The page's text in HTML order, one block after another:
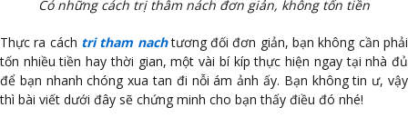
Có những cách trị thâm nách đơn giản, không tốn tiền
Thực ra cách tri tham nachtương đối đơn giản, bạn không cần phải
tốn nhiều tiền hay thời gian, một vài bí kíp thực hiện ngay tại nhà đủ
để bạn nhanh chóng xua tan đi nỗi ám ảnh ấy. Bạn không tin ư, vậy
thì bài viết dưới đây sẽ chứng minh cho bạn thấy điều đó nhé!